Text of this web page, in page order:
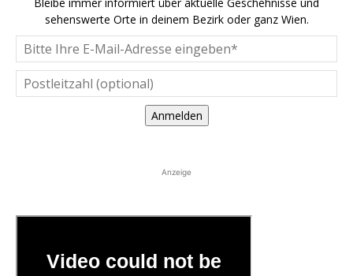
sehenswerte Orte in deinem Bezirk oder ganz Wien.
Anmelden
Anzeige